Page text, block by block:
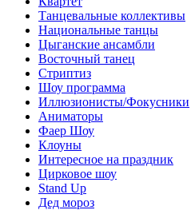
Танцевальные коллективы
Национальные танцы
Цыганские ансамбли
Восточный танец
Стриптиз
Шоу программа
Иллюзионисты/Фокусники
Аниматоры
Фаер Шоу
Клоуны
Интересное на праздник
Цирковое шоу
Stand Up
Дед мороз